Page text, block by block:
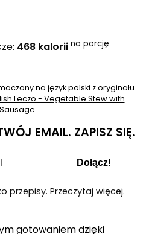
468 kalorii na porcję
na język polski z oryginału
Leczo - Vegetable Stew with
Sausage
EMAIL. ZAPISZ SIĘ.
Dołącz!
przepisy. Przeczytaj więcej.
gotowaniem dzięki